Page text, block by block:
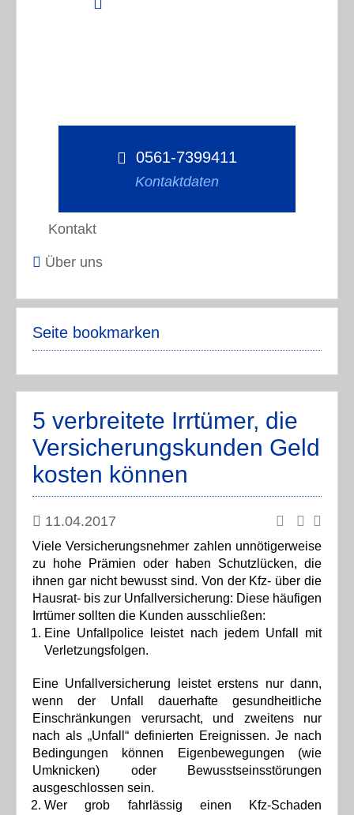
0561-7399411
Kontaktdaten
Kontakt
Über uns
Seite bookmarken
5 verbreitete Irrtümer, die
Versicherungskunden Geld
kosten können
11.04.2017
Viele Versicherungsnehmer zahlen unnötigerweise
zu hohe Prämien oder haben Schutzlücken, die
ihnen gar nicht bewusst sind. Von der Kfz- über die
Hausrat- bis zur Unfallversicherung: Diese häufigen
Irrtümer sollten die Kunden ausschließen:
Eine Unfallpolice leistet nach jedem Unfall mit
Verletzungsfolgen.
Eine Unfallversicherung leistet erstens nur dann,
wenn der Unfall dauerhafte gesundheitliche
Einschränkungen verursacht, und zweitens nur
nach als „Unfall“ definierten Ereignissen. Je nach
Bedingungen können Eigenbewegungen (wie
Umknicken) oder Bewusstseinsstörungen
ausgeschlossen sein.
Wer grob fahrlässig einen Kfz-Schaden